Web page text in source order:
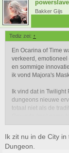
Bakker Gijs
Tediz zei: ↑
En Ocarina of Time
verkeerd,
en sommige
ik vond Majora's
Ik vind dat in
dungeons nieuwe
totaal niet als de
Grounds (met name
voorbeelden van
Daarnaast vond ik
Zelda games, en
Ik zit nu in de City
Dungeon.